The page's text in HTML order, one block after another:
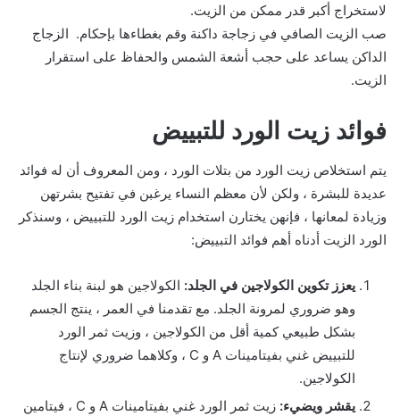
لاستخراج أكبر قدر ممكن من الزيت.
صب الزيت الصافي في زجاجة داكنة وقم بغطاءها بإحكام. الزجاج
الداكن يساعد على حجب أشعة الشمس والحفاظ على استقرار
الزيت.
فوائد زيت الورد للتبييض
يتم استخلاص زيت الورد من بتلات الورد ، ومن المعروف أن له فوائد
عديدة للبشرة ، ولكن لأن معظم النساء يرغبن في تفتيح بشرتهن
وزيادة لمعانها ، فإنهن يختارن استخدام زيت الورد للتبييض ، وسنذكر
الورد الزيت أدناه أهم فوائد التبييض:
يعزز تكوين الكولاجين في الجلد: الكولاجين هو لبنة بناء الجلد
وهو ضروري لمرونة الجلد. مع تقدمنا ​​في العمر ، ينتج الجسم
بشكل طبيعي كمية أقل من الكولاجين ، وزيت ثمر الورد
للتبييض غني بفيتامينات A و C ، وكلاهما ضروري لإنتاج
الكولاجين.
يقشر ويضيء:
زيت ثمر الورد غني بفيتامينات A و C ، فيتامين